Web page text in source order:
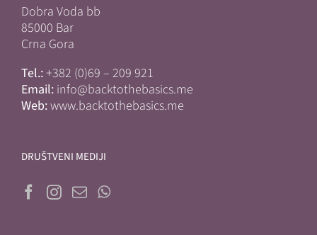
Dobra Voda bb
85000 Bar
Crna Gora
Tel.:+382 (0)69 – 209 921
Email: info@backtothebasics.me
Web:www.backtothebasics.me
DRUŠTVENI MEDIJI